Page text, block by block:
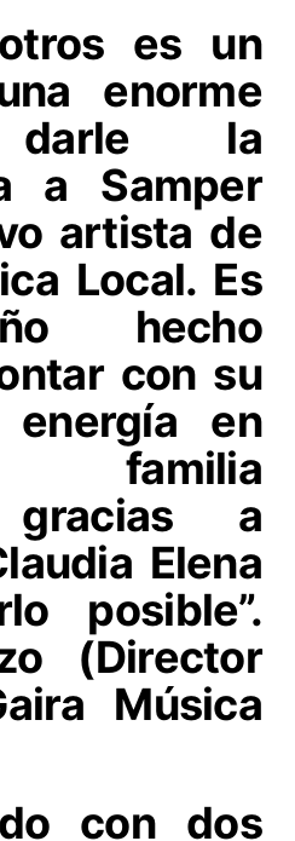
es un
enorme
darle la
a Samper
artista de
Local. Es
hecho
con su
en
familia
gracias a
Elena
posible”.
(Director
Música
con dos